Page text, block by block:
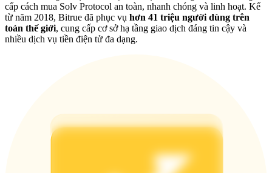
Deposit CASHCAT & Win
Register & Trade to Win 500,000 USDT
cấp cách mua Solv Protocol an toàn, nhanh chóng và linh hoạt. Kể
từ năm 2018, Bitrue đã phục vụ hơn 41 triệu người dùng trên
toàn thế giới, cung cấp cơ sở hạ tầng giao dịch đáng tin cậy và
nhiều dịch vụ tiền điện tử đa dạng.